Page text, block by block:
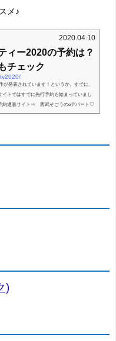
メ♪
2020.04.10
ィー2020の予約は？
チェック
が発表されています！というか。すでに、
トではすでに先行予約も始まっていまし
約通販サイト⇒ 西武そごうのeデパート♡
)